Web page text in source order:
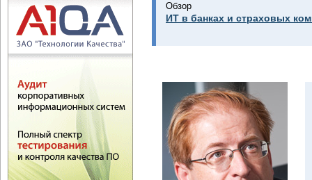
Обзор
ИТ в банках и страховых